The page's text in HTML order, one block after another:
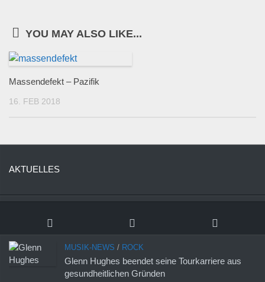
YOU MAY ALSO LIKE...
Massendefekt – Pazifik
16. FEB 2018
AKTUELLES
MUSIK-NEWS / ROCK
Glenn Hughes beendet seine Tourkarriere aus
gesundheitlichen Gründen